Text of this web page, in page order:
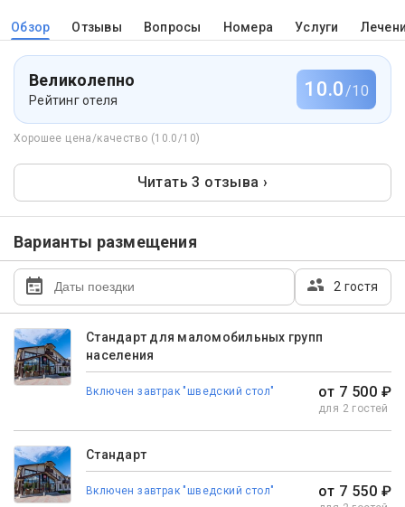
Обзор Отзывы Вопросы Номера Услуги
Великолепно
Рейтинг отеля 10.0/10
Хорошее цена/качество (10.0/10)
Читать 3 отзыва ›
Варианты размещения
2 гостя
Стандарт для маломобильных групп
населения
Включен завтрак "шведский стол" от 7 500 ₽
для 2 гостей
Стандарт
Включен завтрак "шведский стол" от 7 550 ₽